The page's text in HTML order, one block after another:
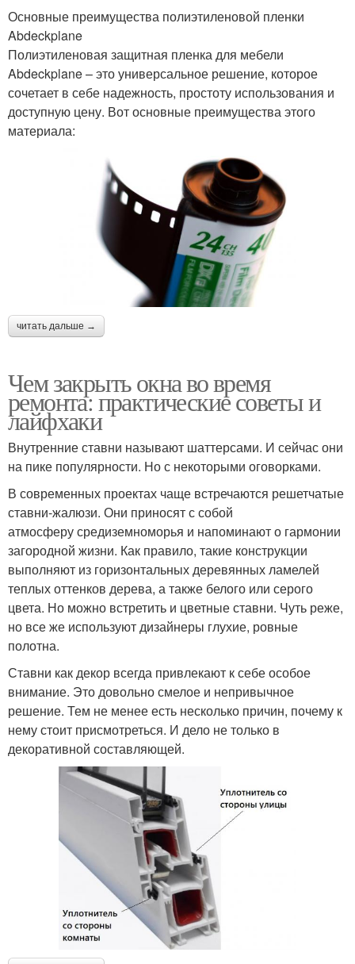
Основные преимущества полиэтиленовой пленки
Abdeckplane
Полиэтиленовая защитная пленка для мебели
Abdeckplane – это универсальное решение, которое
сочетает в себе надежность, простоту использования и
доступную цену. Вот основные преимущества этого
материала:
читать дальше →
Чем закрыть окна во время
ремонта: практические советы и
лайфхаки
Внутренние ставни называют шаттерсами. И сейчас они
на пике популярности. Но с некоторыми оговорками.
В современных проектах чаще встречаются решетчатые
ставни-жалюзи. Они приносят с собой
атмосферу средиземноморья и напоминают о гармонии
загородной жизни. Как правило, такие конструкции
выполняют из горизонтальных деревянных ламелей
теплых оттенков дерева, а также белого или серого
цвета. Но можно встретить и цветные ставни. Чуть реже,
но все же используют дизайнеры глухие, ровные
полотна.
Ставни как декор всегда привлекают к себе особое
внимание. Это довольно смелое и непривычное
решение. Тем не менее есть несколько причин, почему к
нему стоит присмотреться. И дело не только в
декоративной составляющей.